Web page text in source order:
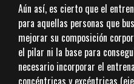
Aún así, es cierto que el
para aquellas personas que
mejorar su composición
el pilar ni la base para
necesario incorporar el
concéntricas y excéntricas